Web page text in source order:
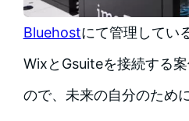
Bluehostにて管理してい
WixとGsuiteを接続する
ので、未来の自分のため